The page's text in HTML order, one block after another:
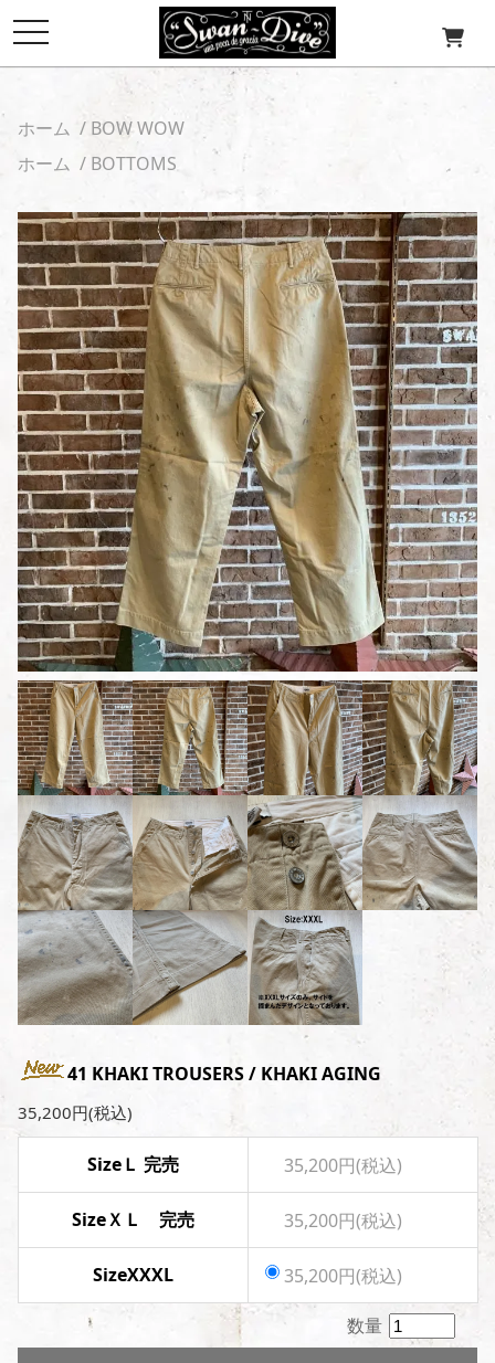
toggle
ホーム / BOW WOW
ホーム / BOTTOMS
41 KHAKI TROUSERS / KHAKI AGING
35,200円(税込)
SizeＬ 完売 35,200円(税込)
SizeＸＬ 完売 35,200円(税込)
SizeXXXL 35,200円(税込)
数量